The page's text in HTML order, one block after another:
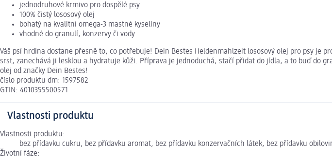
jednodruhové krmivo pro dospělé psy
100% čistý lososový olej
bohatý na kvalitní omega-3 mastné kyseliny
vhodné do granulí, konzervy či vody
Váš psí hrdina dostane přesně to, co potřebuje! Dein Bestes Heldenmahlzeit lososový olej pro psy je
srst, zanechává ji lesklou a hydratuje kůži. Příprava je jednoduchá, stačí přidat do jídla, a to buď do
olej od značky Dein Bestes!
číslo produktu dm: 1597582
GTIN: 4010355500571
Vlastnosti produktu
Vlastnosti produktu:
bez přídavku cukru, bez přídavku aromat, bez přídavku konzervačních látek, bez přídavku
Životní fáze: